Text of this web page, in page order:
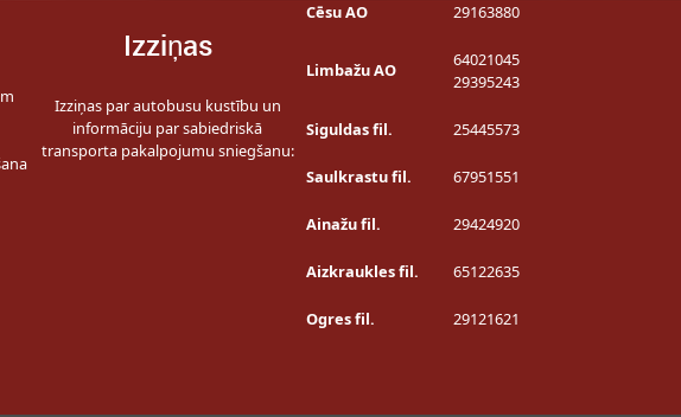
Izziņas
Izziņas par autobusu kustību un
informāciju par sabiedriskā
transporta pakalpojumu sniegšanu:
Cēsu AO 29163880
Limbažu AO
64021045
29395243
Siguldas fil. 25445573
Saulkrastu fil. 67951551
Ainažu fil. 29424920
Aizkraukles fil. 65122635
Ogres fil. 29121621